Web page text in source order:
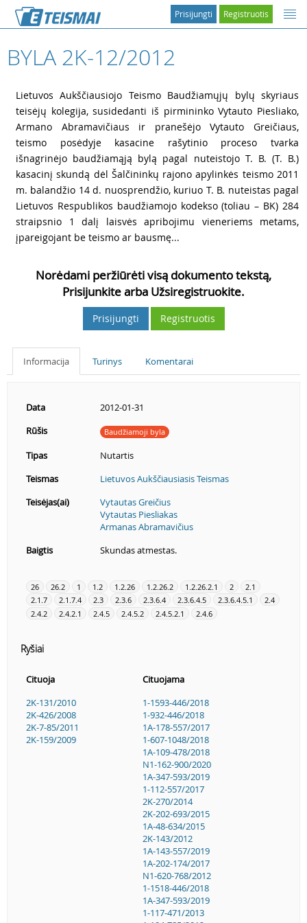
Registruotis
Prisijungti
BYLA 2K-12/2012
Lietuvos Aukščiausiojo Teismo Baudžiamųjų bylų skyriaus
teisėjų kolegija, susidedanti iš pirmininko Vytauto Piesliako,
Armano Abramavičiaus ir pranešėjo Vytauto Greičiaus,
teismo posėdyje kasacine rašytinio proceso tvarka
išnagrinėjo baudžiamąją bylą pagal nuteistojo T. B. (T. B.)
kasacinį skundą dėl Šalčininkų rajono apylinkės teismo 2011
m. balandžio 14 d. nuosprendžio, kuriuo T. B. nuteistas pagal
Lietuvos Respublikos baudžiamojo kodekso (toliau – BK) 284
straipsnio 1 dalį laisvės apribojimu vieneriems metams,
įpareigojant be teismo ar bausmę...
Norėdami peržiūrėti visą dokumento tekstą,
Prisijunkite arba Užsiregistruokite.
Prisijungti Registruotis
Informacija Turinys Komentarai
Data
2012-01-31
Rūšis
Baudžiamoji byla
Tipas
Nutartis
Teismas
Lietuvos Aukščiausiasis Teismas
Teisėjas(ai)
Vytautas Greičius
Vytautas Piesliakas
Armanas Abramavičius
Baigtis
Skundas atmestas.
26 26.2 1 1.2 1.2.26 1.2.26.2 1.2.26.2.1 2
2.1
2.1.7
2.1.7.4 2.3 2.3.6 2.3.6.4 2.3.6.4.5 2.3.6.4.5.1
2.4
2.4.2
2.4.2.1 2.4.5 2.4.5.2 2.4.5.2.1 2.4.6
Ryšiai
Cituoja
Cituojama
2K-131/2010
2K-426/2008
2K-7-85/2011
2K-159/2009
1-1593-446/2018
1-932-446/2018
1A-178-557/2017
1-607-1048/2018
1A-109-478/2018
N1-162-900/2020
1A-347-593/2019
1-112-557/2017
2K-270/2014
2K-202-693/2015
1A-48-634/2015
2K-143/2012
1A-143-557/2019
1A-202-174/2017
N1-620-768/2012
1-1518-446/2018
1A-347-593/2019
1-117-471/2013